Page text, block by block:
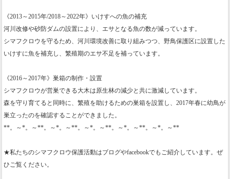
《2013～2015年/2018～2022年》いけすへの魚の補充
河川改修や砂防ダムの設置により、エサとなる魚の数が減っています。
シマフクロウを守るため、河川環境改善に取り組みつつ、野鳥保護区に設置した
いけすに魚を補充し、繁殖期のエサ不足を補っています。
《2016～2017年》巣箱の制作・設置
シマフクロウが営巣できる大木は原生林の減少と共に激減しています。
森を守り育てると同時に、繁殖を助けるための巣箱を設置し、2017年春に幼鳥が
巣立ったのを確認することができました。
**。～*。～**。～*。～**。～*。～**。～*。～**。～*。～**
★私たちのシマフクロウ保護活動はブログやfacebookでもご紹介しています。ぜ
ひご覧ください。